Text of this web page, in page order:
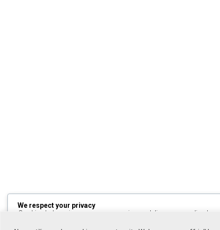
We respect your privacy
Cookies help us improve your experience, deliver personalized